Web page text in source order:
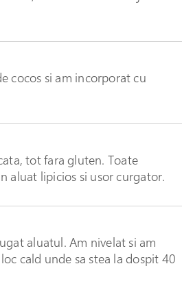
cocos si am incorporat cu
tot fara gluten. Toate
aluat lipicios si usor curgator.
aluatul. Am nivelat si am
cald unde sa stea la dospit 40